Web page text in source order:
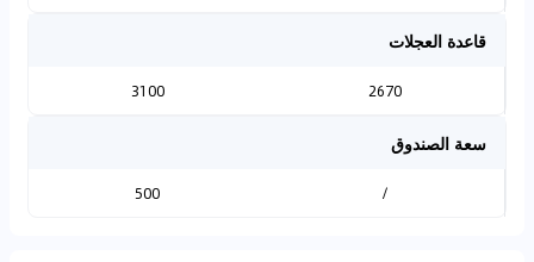
قاعدة العجلات
2670
3100
سعة الصندوق
/
500